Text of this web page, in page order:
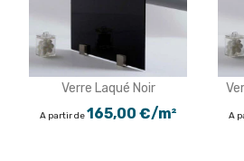
Verre Laqué Noir
A partir de165,00 €/m² A